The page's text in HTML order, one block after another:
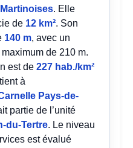
. Elle
de 12 km². Son
140 m, avec un
de 210 m.
est de227 hab./km²
à
Pays-de-
partie de l’unité
du-Tertre. Le niveau
est évalué